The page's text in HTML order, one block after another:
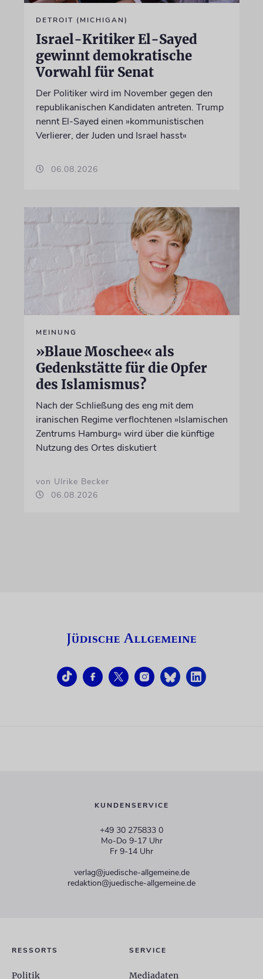
DETROIT (MICHIGAN)
Israel-Kritiker El-Sayed
gewinnt demokratische
Vorwahl für Senat
Der Politiker wird im November gegen den
republikanischen Kandidaten antreten. Trump
nennt El-Sayed einen »kommunistischen
Verlierer, der Juden und Israel hasst«
06.08.2026
MEINUNG
»Blaue Moschee« als
Gedenkstätte für die Opfer
des Islamismus?
Nach der Schließung des eng mit dem
iranischen Regime verflochtenen »Islamischen
Zentrums Hamburg« wird über die künftige
Nutzung des Ortes diskutiert
von Ulrike Becker
06.08.2026
KUNDENSERVICE
+49 30 275833 0
Mo-Do 9-17 Uhr
Fr 9-14 Uhr
verlag@juedische-allgemeine.de
redaktion@juedische-allgemeine.de
RESSORTS
Politik
SERVICE
Mediadaten